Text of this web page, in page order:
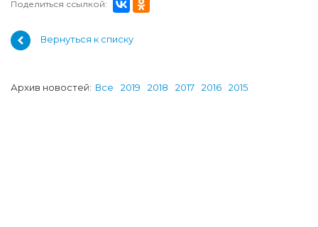
Поделиться ссылкой:
Вернуться к списку
Архив новостей: Все 2019 2018 2017 2016 2015